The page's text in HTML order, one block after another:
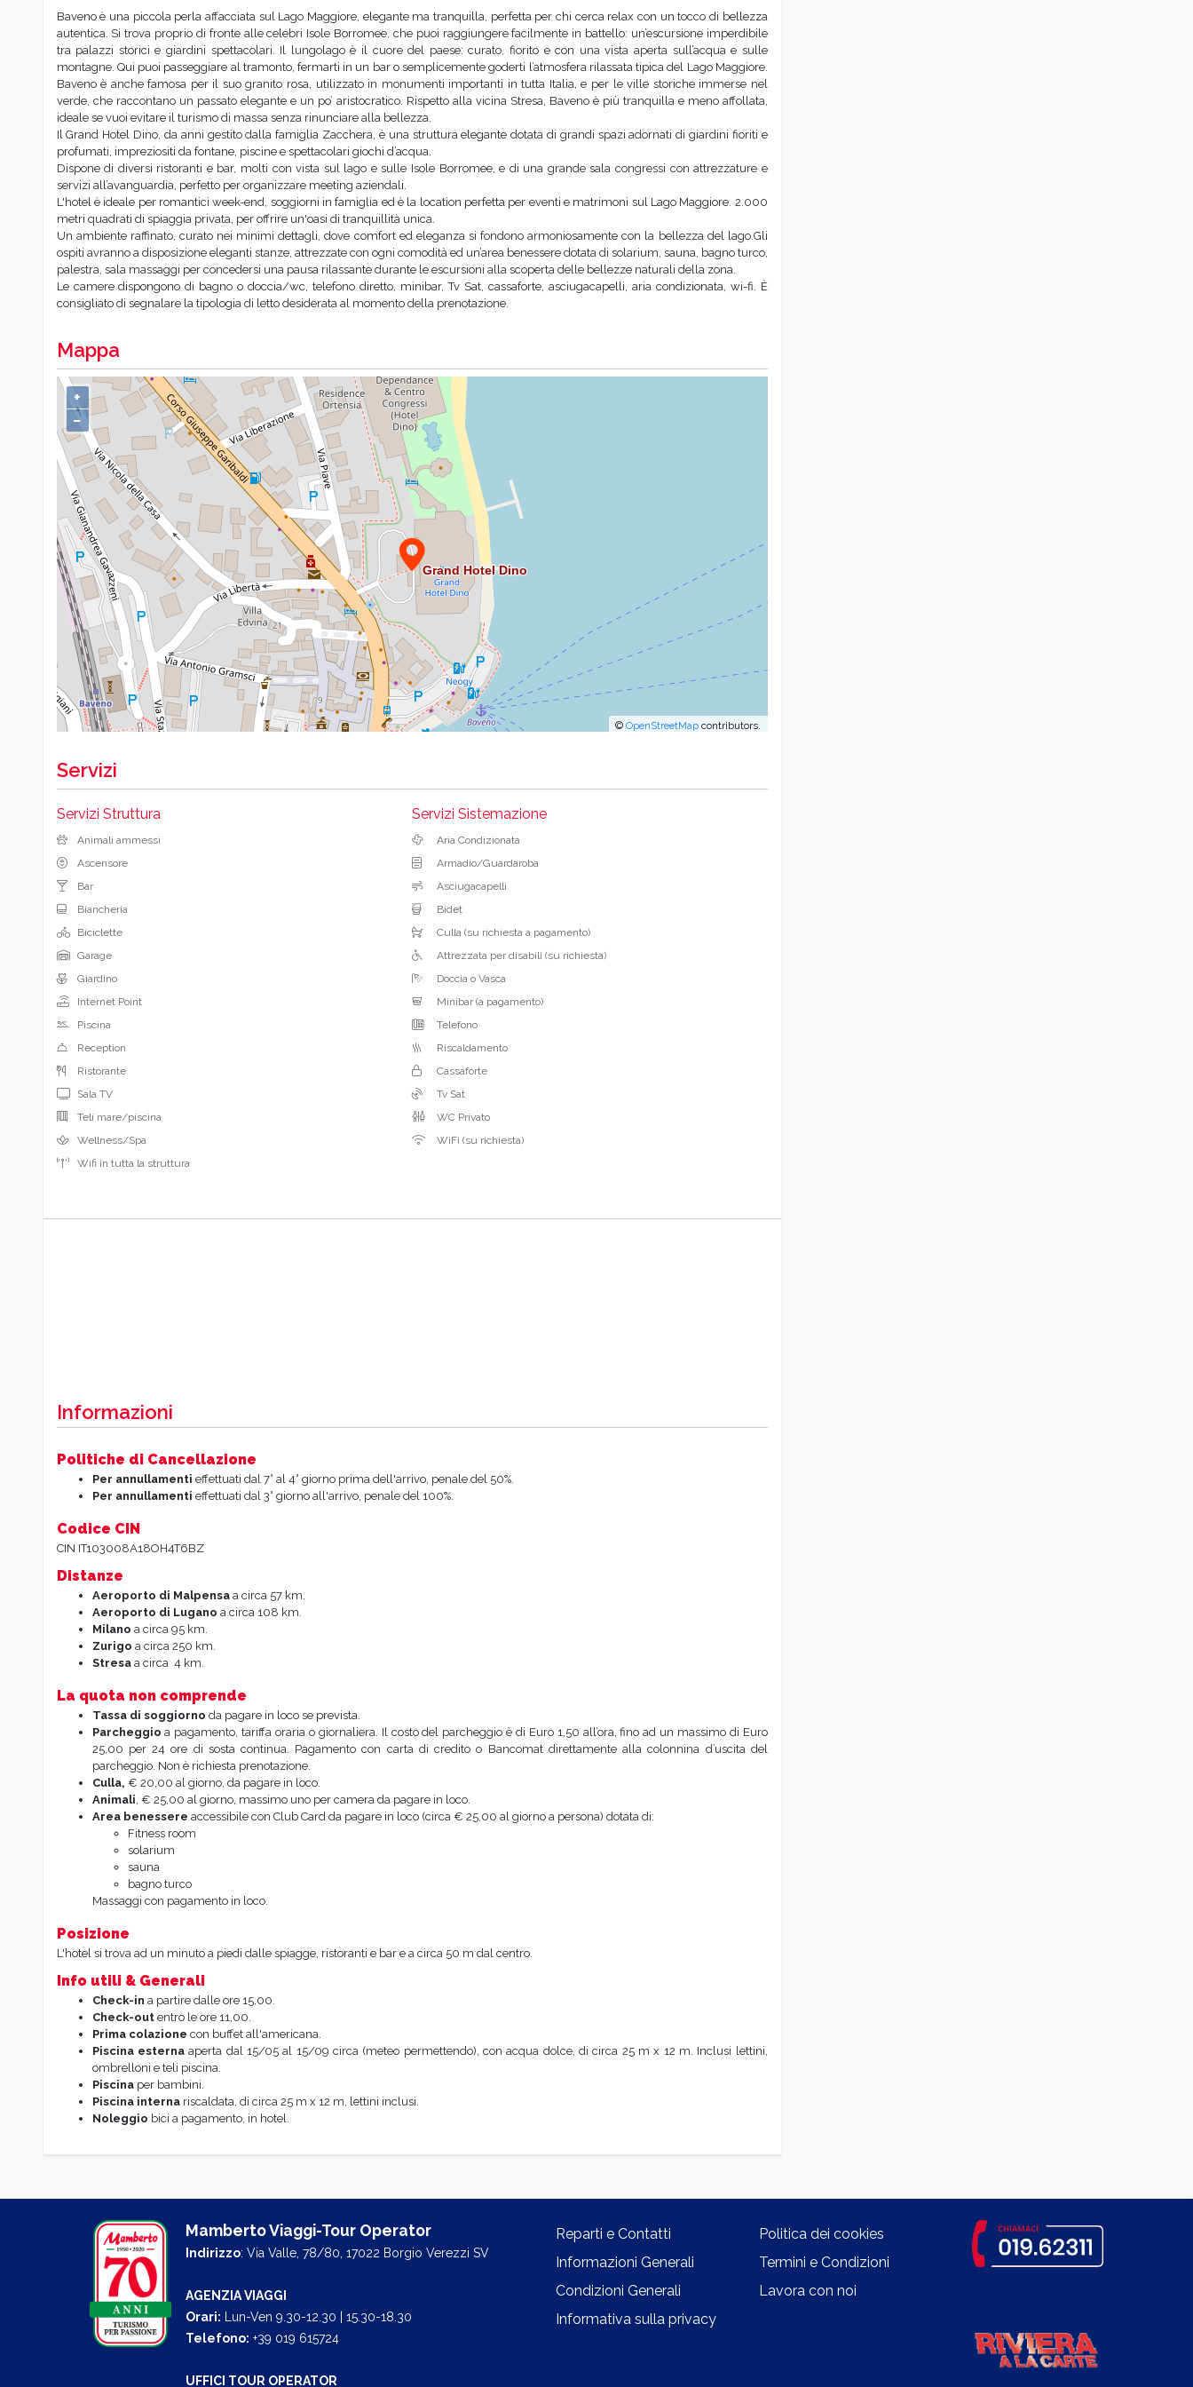
Baveno è una piccola perla affacciata sul Lago Maggiore, elegante ma tranquilla, perfetta per chi cerca relax con un tocco di bellezza
autentica. Si trova proprio di fronte alle celebri Isole Borromee, che puoi raggiungere facilmente in battello: un’escursione imperdibile
tra palazzi storici e giardini spettacolari. Il lungolago è il cuore del paese: curato, fiorito e con una vista aperta sull’acqua e sulle
montagne. Qui puoi passeggiare al tramonto, fermarti in un bar o semplicemente goderti l’atmosfera rilassata tipica del Lago Maggiore.
Baveno è anche famosa per il suo granito rosa, utilizzato in monumenti importanti in tutta Italia, e per le ville storiche immerse nel
verde, che raccontano un passato elegante e un po’ aristocratico. Rispetto alla vicina Stresa, Baveno è più tranquilla e meno affollata,
ideale se vuoi evitare il turismo di massa senza rinunciare alla bellezza.
Il Grand Hotel Dino, da anni gestito dalla famiglia Zacchera, è una struttura elegante dotata di grandi spazi adornati di giardini fioriti e
profumati, impreziositi da fontane, piscine e spettacolari giochi d’acqua.
Dispone di diversi ristoranti e bar, molti con vista sul lago e sulle Isole Borromee, e di una grande sala congressi con attrezzature e
servizi all’avanguardia, perfetto per organizzare meeting aziendali.
L'hotel è ideale per romantici week-end, soggiorni in famiglia ed è la location perfetta per eventi e matrimoni sul Lago Maggiore. 2.000
metri quadrati di spiaggia privata, per offrire un'oasi di tranquillità unica.
Un ambiente raffinato, curato nei minimi dettagli, dove comfort ed eleganza si fondono armoniosamente con la bellezza del lago.Gli
ospiti avranno a disposizione eleganti stanze, attrezzate con ogni comodità ed un’area benessere dotata di solarium, sauna, bagno turco,
palestra, sala massaggi per concedersi una pausa rilassante durante le escursioni alla scoperta delle bellezze naturali della zona.
Le camere dispongono di bagno o doccia/wc, telefono diretto, minibar, Tv Sat, cassaforte, asciugacapelli, aria condizionata, wi-fi. È
consigliato di segnalare la tipologia di letto desiderata al momento della prenotazione.
Mappa
+
−
©OpenStreetMap contributors.
Servizi
Servizi Struttura
Animali ammessi
Ascensore
Bar
Biancheria
Biciclette
Garage
Giardino
Internet Point
Piscina
Reception
Ristorante
Sala TV
Teli mare/piscina
Wellness/Spa
Wifi in tutta la struttura
Servizi Sistemazione
Aria Condizionata
Armadio/Guardaroba
Asciugacapelli
Bidet
Culla (su richiesta a pagamento)
Attrezzata per disabili (su richiesta)
Doccia o Vasca
Minibar (a pagamento)
Telefono
Riscaldamento
Cassaforte
Tv Sat
WC Privato
WiFi (su richiesta)
Informazioni
Politiche di Cancellazione
Per annullamenti effettuati dal 7° al 4° giorno prima dell'arrivo, penale del 50%.
Per annullamenti effettuati dal 3° giorno all'arrivo, penale del 100%.
Codice CIN
CIN IT103008A18OH4T6BZ
Distanze
Aeroporto di Malpensaa circa 57 km.
Aeroporto di Lugano a circa 108 km.
Milano a circa 95 km.
Zurigo a circa 250 km.
Stresaa circa 4 km.
La quota non comprende
Tassa di soggiorno da pagare in loco se prevista.
Parcheggio a pagamento, tariffa oraria o giornaliera. Il costo del parcheggio è di Euro 1,50 all’ora, fino ad un massimo di Euro
25,00 per 24 ore di sosta continua. Pagamento con carta di credito o Bancomat direttamente alla colonnina d’uscita del
parcheggio. Non è richiesta prenotazione.
Culla, € 20,00 al giorno, da pagare in loco.
Animali, € 25,00 al giorno, massimo uno per camera da pagare in loco.
Area benessere accessibile con Club Card da pagare in loco (circa € 25,00 al giorno a persona) dotata di:
Fitness room
solarium
sauna
bagno turco
Massaggi con pagamento in loco.
Posizione
L'hotel si trova ad un minuto a piedi dalle spiagge, ristoranti e bar e a circa 50 m dal centro.
Info utili & Generali
Check-in a partire dalle ore 15,00.
Check-outentro le ore 11,00.
Prima colazione con buffet all'americana.
Piscina esternaaperta dal 15/05 al 15/09 circa (meteo permettendo), con acqua dolce, di circa 25 m x 12 m. Inclusi lettini,
ombrelloni e teli piscina.
Piscinaper bambini.
Piscina internariscaldata, di circa 25 m x 12 m, lettini inclusi.
Noleggio bici a pagamento, in hotel.
Mamberto Viaggi-Tour Operator
Indirizzo: Via Valle, 78/80, 17022 Borgio Verezzi SV
AGENZIA VIAGGI
Orari: Lun-Ven 9.30-12.30 | 15.30-18.30
Telefono: +39 019 615724
UFFICI TOUR OPERATOR
Reparti e Contatti
Informazioni Generali
Condizioni Generali
Informativa sulla privacy
Politica dei cookies
Termini e Condizioni
Lavora con noi